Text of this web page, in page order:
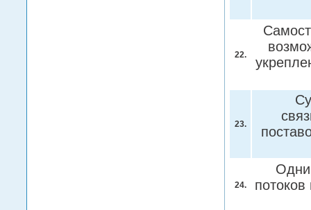
22.
23.
24.